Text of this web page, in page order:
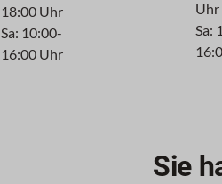
18:00 Uhr
Sa: 10:00-
16:00 Uhr
Uhr
Sa:
Sie